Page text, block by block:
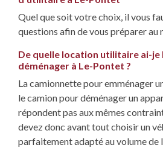
Quel que soit votre choix, il vous
questions afin de vous préparer au
De quelle location utilitaire ai-je
déménager à Le-Pontet ?
La camionnette pour emménager
le camion pour déménager un
répondent pas aux mêmes
devez donc avant tout choisir un
parfaitement adapté au volume de